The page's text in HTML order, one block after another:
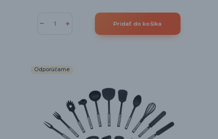
Pridať do košíka
Odporúčame